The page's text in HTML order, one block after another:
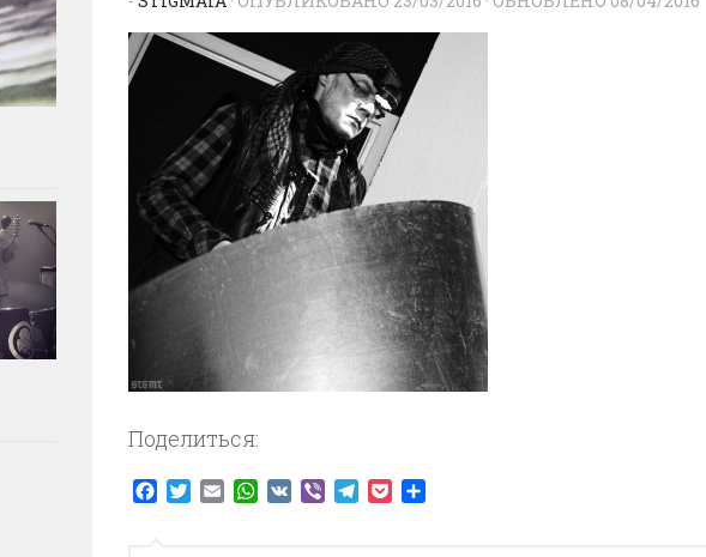
Поделиться:
Facebook
TwitterEmailWhatsApp
VK ViberTelegram
Pocket